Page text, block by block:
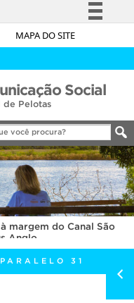
MAPA DO SITE
Simplifique!
Acesso à informação
Legislação
Canais
Social
de Pelotas
margem do Canal São
Anglo
31